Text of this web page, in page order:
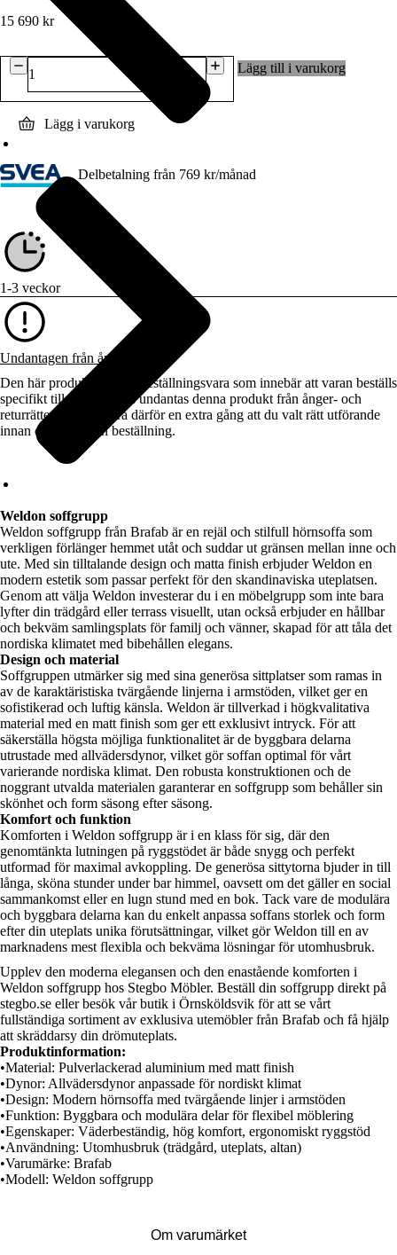
15 690 kr
Weldon
mängd
Lägg till i varukorg
Lägg i varukorg
Delbetalning från 769 kr/månad
1-3 veckor
Undantagen från ångerrätten
Den här produkten är en beställningsvara som innebär att varan beställs
specifikt till dig. Således undantas denna produkt från ånger- och
returrätten. Kontrollera därför en extra gång att du valt rätt utförande
innan du lägger din beställning.
Om varumärket
Weldon soffgrupp
Weldon soffgrupp från Brafab är en rejäl och stilfull hörnsoffa som
verkligen förlänger hemmet utåt och suddar ut gränsen mellan inne och
ute. Med sin tilltalande design och matta finish erbjuder Weldon en
modern estetik som passar perfekt för den skandinaviska uteplatsen.
Genom att välja Weldon investerar du i en möbelgrupp som inte bara
lyfter din trädgård eller terrass visuellt, utan också erbjuder en hållbar
och bekväm samlingsplats för familj och vänner, skapad för att tåla det
nordiska klimatet med bibehållen elegans.
Design och material
Soffgruppen utmärker sig med sina generösa sittplatser som ramas in
av de karaktäristiska tvärgående linjerna i armstöden, vilket ger en
sofistikerad och luftig känsla. Weldon är tillverkad i högkvalitativa
material med en matt finish som ger ett exklusivt intryck. För att
säkerställa högsta möjliga funktionalitet är de byggbara delarna
utrustade med allvädersdynor, vilket gör soffan optimal för vårt
varierande nordiska klimat. Den robusta konstruktionen och de
noggrant utvalda materialen garanterar en soffgrupp som behåller sin
skönhet och form säsong efter säsong.
Komfort och funktion
Komforten i Weldon soffgrupp är i en klass för sig, där den
genomtänkta lutningen på ryggstödet är både snygg och perfekt
utformad för maximal avkoppling. De generösa sittytorna bjuder in till
långa, sköna stunder under bar himmel, oavsett om det gäller en social
sammankomst eller en lugn stund med en bok. Tack vare de modulära
och byggbara delarna kan du enkelt anpassa soffans storlek och form
efter din uteplats unika förutsättningar, vilket gör Weldon till en av
marknadens mest flexibla och bekväma lösningar för utomhusbruk.
Upplev den moderna elegansen och den enastående komforten i
Weldon soffgrupp hos Stegbo Möbler. Beställ din soffgrupp direkt på
stegbo.se eller besök vår butik i Örnsköldsvik för att se vårt
fullständiga sortiment av exklusiva utemöbler från Brafab och få hjälp
att skräddarsy din drömuteplats.
Produktinformation:
•Material: Pulverlackerad aluminium med matt finish
•Dynor: Allvädersdynor anpassade för nordiskt klimat
•Design: Modern hörnsoffa med tvärgående linjer i armstöden
•Funktion: Byggbara och modulära delar för flexibel möblering
•Egenskaper: Väderbeständig, hög komfort, ergonomiskt ryggstöd
•Användning: Utomhusbruk (trädgård, uteplats, altan)
•Varumärke: Brafab
•Modell: Weldon soffgrupp